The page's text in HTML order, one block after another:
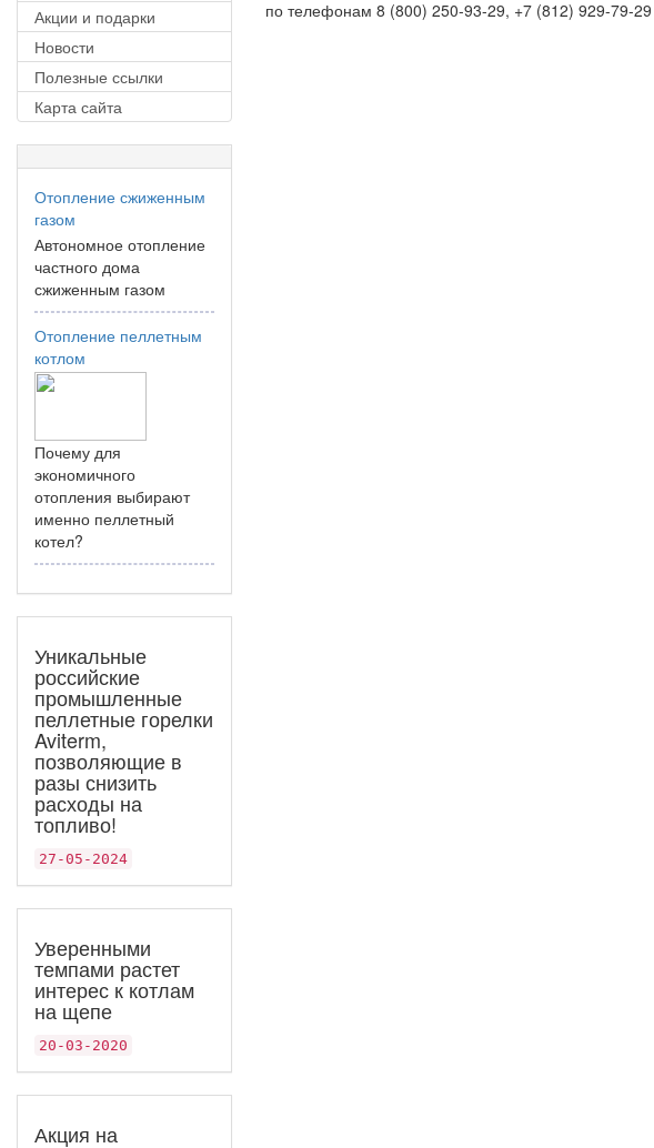
Акции и подарки
Новости
Полезные ссылки
Карта сайта
Отопление сжиженным
газом
Автономное отопление
частного дома
сжиженным газом
Отопление пеллетным
котлом
Почему для
экономичного
отопления выбирают
именно пеллетный
котел?
Уникальные
российские
промышленные
пеллетные горелки
Aviterm,
позволяющие в
разы снизить
расходы на
топливо!
27-05-2024
Уверенными
темпами растет
интерес к котлам
на щепе
20-03-2020
Акция на
по телефонам 8 (800) 250-93-29, +7 (812) 929-79-